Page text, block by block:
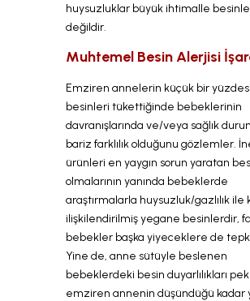
huysuzluklar büyük ihtimalle besinle
değildir.
Muhtemel Besin Alerjisi
Emziren annelerin küçük bir
besinleri tükettiğinde bebeklerinin
davranışlarında ve/veya sağlık
bariz farklılık olduğunu gözlemler.
ürünleri en yaygın sorun yaratan
olmalarının yanında bebeklerde
araştırmalarla huysuzluk/gazlılık ile
ilişkilendirilmiş yegane besinlerdir,
bebekler başka yiyeceklere de
Yine de, anne sütüyle beslenen
bebeklerdeki besin duyarlılıkları
emziren annenin düşündüğü kadar